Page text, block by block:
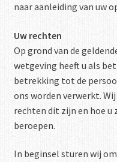
naar aanleiding van uw
Uw rechten
Op grond van de
wetgeving heeft u als
betrekking tot de
ons worden verwerkt.
rechten dit zijn en hoe u
beroepen.
In beginsel sturen wij